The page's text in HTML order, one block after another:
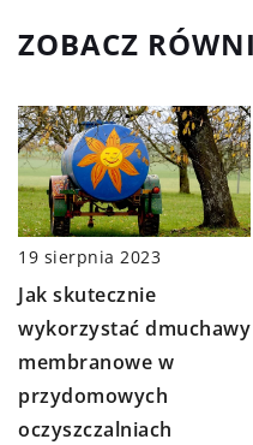
ZOBACZ
19 sierpnia 2023
Jak skutecznie
wykorzystać dmuchawy
membranowe w
przydomowych
oczyszczalniach